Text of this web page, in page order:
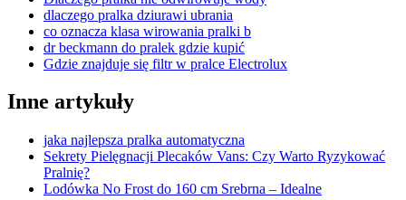
dlaczego pralka dziurawi ubrania
co oznacza klasa wirowania pralki b
dr beckmann do pralek gdzie kupić
Gdzie znajduje się filtr w pralce Electrolux
Inne artykuły
jaka najlepsza pralka automatyczna
Sekrety Pielęgnacji Plecaków Vans: Czy Warto Ryzykować
Pralnię?
Lodówka No Frost do 160 cm Srebrna – Idealne